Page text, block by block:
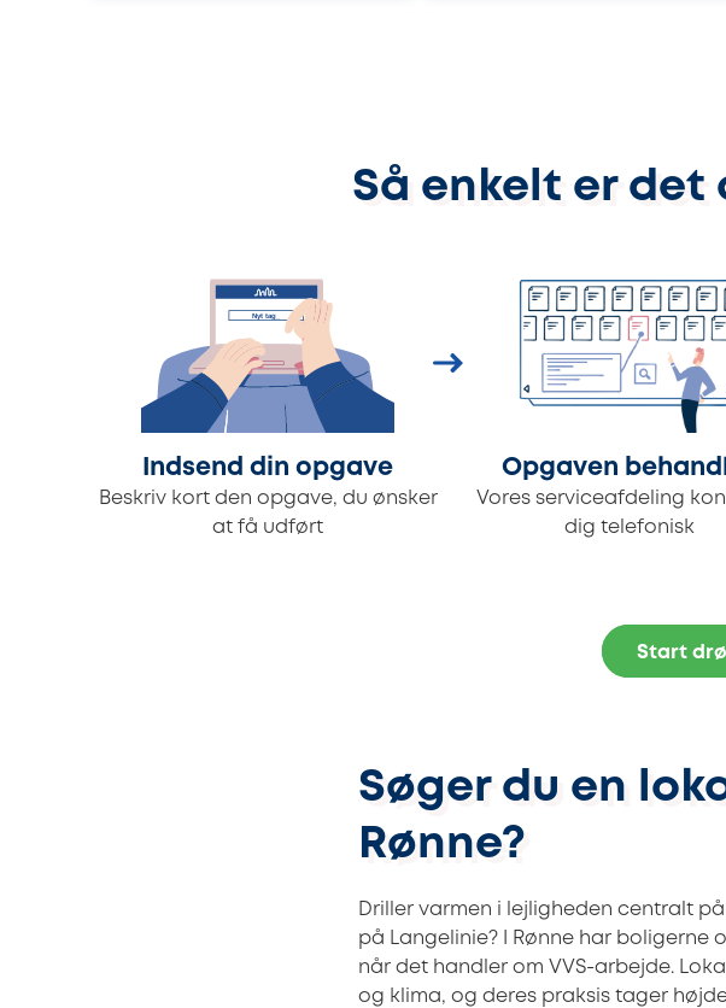
Så enkelt er
Indsend din opgave
Beskriv kort den opgave, du ønsker
at få udført
Opgaven
Vores serviceafdeling
dig telefonisk
Start
Søger du en
Rønne?
Driller varmen i lejligheden centralt
på Langelinie? I Rønne har
når det handler om VVS-arbejde.
og klima, og deres praksis tager